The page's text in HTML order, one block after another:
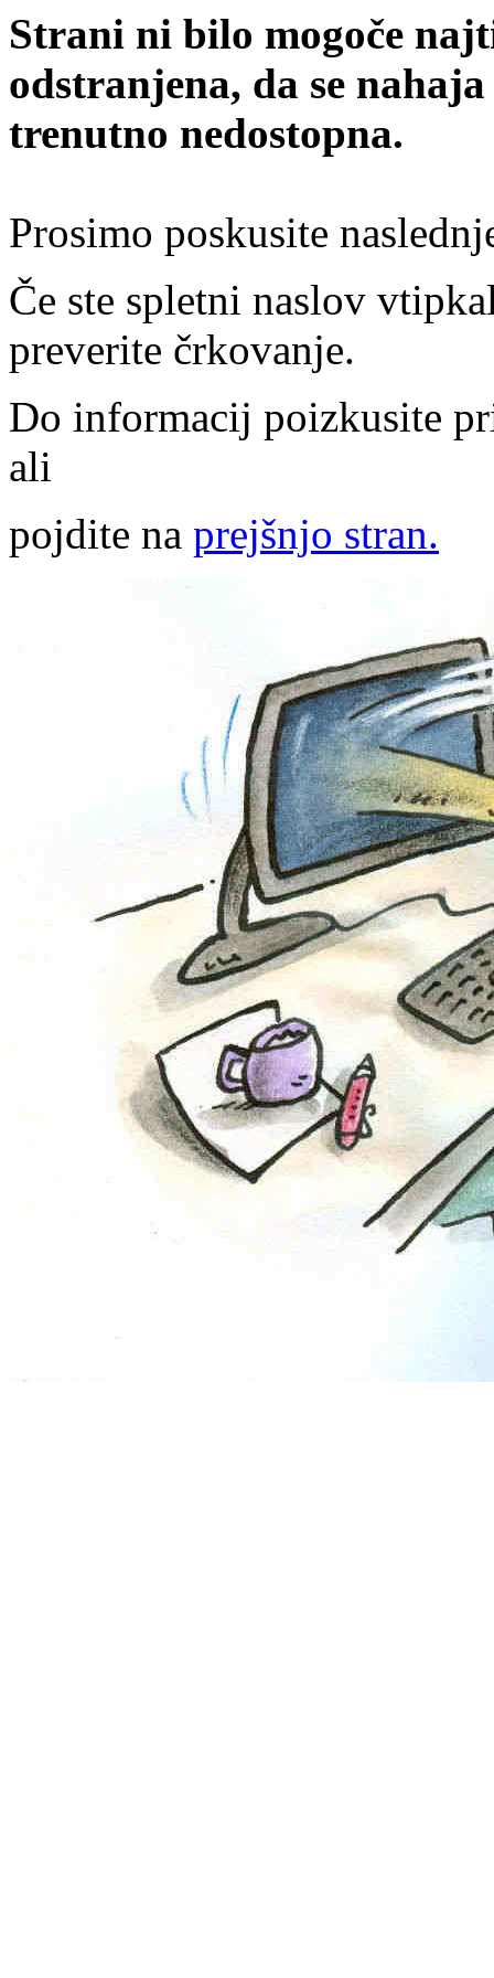
Strani ni bilo mogoče
odstranjena, da se
trenutno nedostopna.
Prosimo poskusite
Če ste spletni naslov
preverite črkovanje.
Do informacij poizkusite
ali
pojdite na prejšnjo stran.